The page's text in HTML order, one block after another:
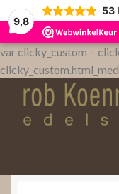
9,8
53
var clicky_custom =
Home